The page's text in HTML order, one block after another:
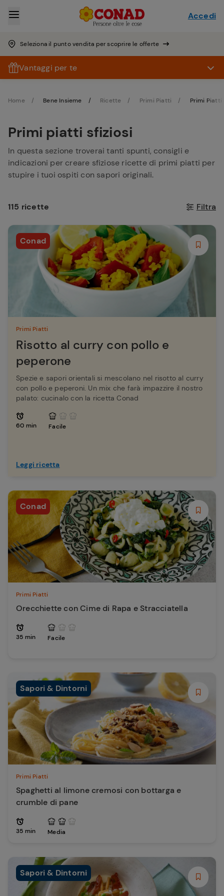
Seleziona il punto vendita per scoprire le offerte
Accedi
Vantaggi per te
Home Bene Insieme Ricette Primi Piatti Primi Piatti
Primi piatti sfiziosi
In questa sezione troverai tanti spunti, consigli e
indicazioni per creare sfiziose ricette di primi piatti per
stupire i tuoi ospiti con sapori originali.
115 ricette Filtra
Conad
Primi Piatti
Risotto al curry con pollo e
peperone
Spezie e sapori orientali si mescolano nel risotto al curry
con pollo e peperoni. Un mix che farà impazzire il nostro
palato: cucinalo con la ricetta Conad
60 min Facile
Leggi ricetta
Conad
Primi Piatti
Orecchiette con Cime di Rapa e Stracciatella
35 min Facile
Sapori & Dintorni
Primi Piatti
Spaghetti al limone cremosi con bottarga e
crumble di pane
35 min Media
Sapori & Dintorni